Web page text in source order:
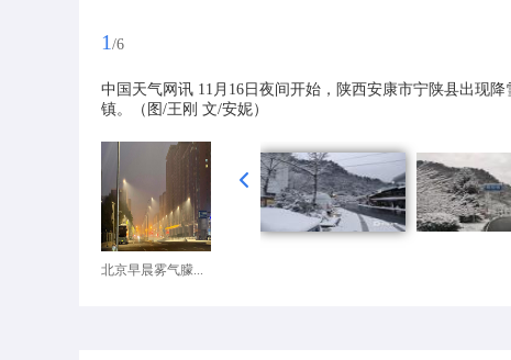
1 /6
中国天气网讯 11月16日夜间开始，陕西安康市宁陕县出现
镇。（图/王刚 文/安妮）
北京早晨雾气朦...